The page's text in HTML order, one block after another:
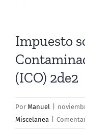
Impuesto
(ICO) 2de2
Por Manuel
Miscelanea